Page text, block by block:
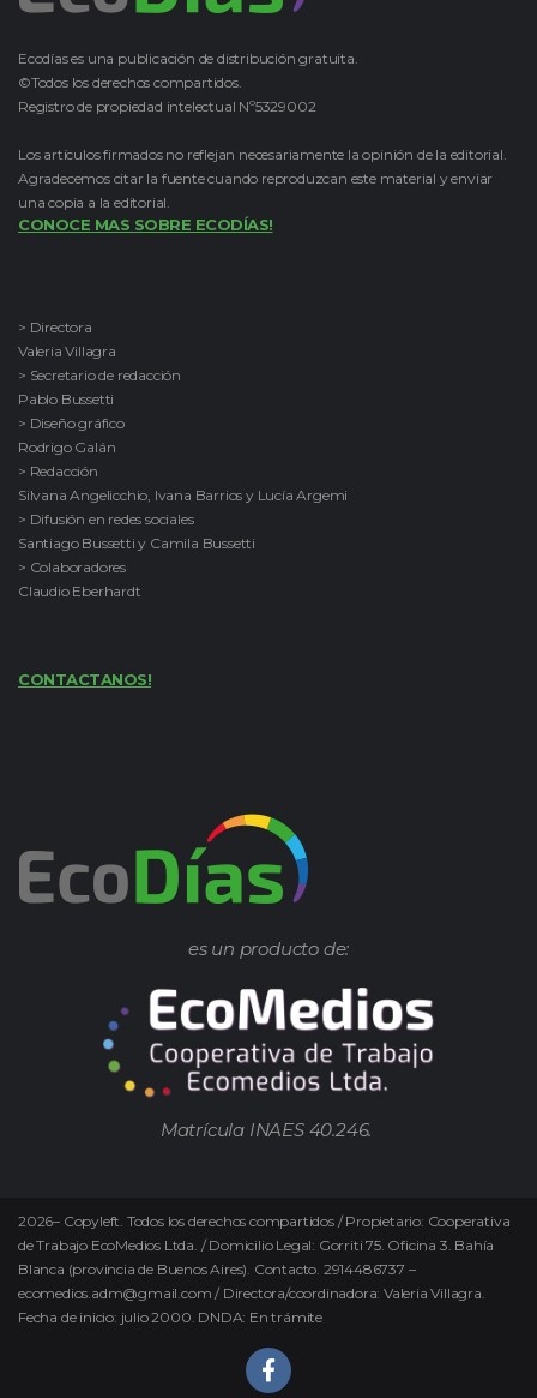
Ecodías es una publicación de distribución gratuita.
©Todos los derechos compartidos.
Registro de propiedad intelectual Nº5329002
Los artículos firmados no reflejan necesariamente la opinión de la editorial.
Agradecemos citar la fuente cuando reproduzcan este material y enviar
una copia a la editorial.
CONOCE MAS SOBRE ECODÍAS!
> Directora
Valeria Villagra
> Secretario de redacción
Pablo Bussetti
> Diseño gráfico
Rodrigo Galán
> Redacción
Silvana Angelicchio, Ivana Barrios y Lucía Argemi
> Difusión en redes sociales
Santiago Bussetti y Camila Bussetti
> Colaboradores
Claudio Eberhardt
CONTACTANOS!
es un producto de:
Matrícula INAES 40.246.
2026– Copyleft. Todos los derechos compartidos / Propietario: Cooperativa
de Trabajo EcoMedios Ltda. / Domicilio Legal: Gorriti 75. Oficina 3. Bahía
Blanca (provincia de Buenos Aires). Contacto. 2914486737 –
ecomedios.adm@gmail.com / Directora/coordinadora: Valeria Villagra.
Fecha de inicio: julio 2000. DNDA: En trámite